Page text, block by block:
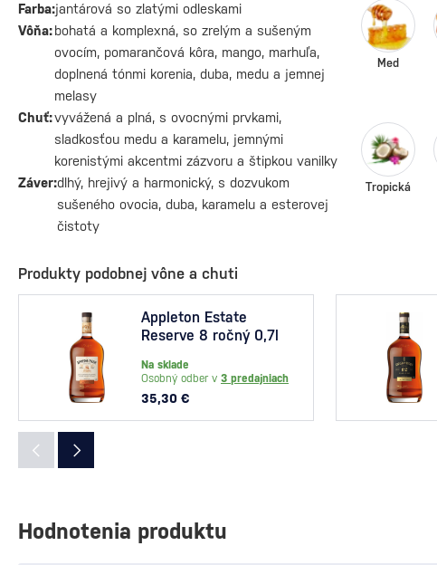
Farba:jantárová so zlatými odleskami
Vôňa:bohatá a komplexná, so zrelým a sušeným
ovocím, pomarančová kôra, mango, marhuľa,
doplnená tónmi korenia, duba, medu a jemnej
melasy
Chuť:vyvážená a plná, s ovocnými prvkami,
sladkosťou medu a karamelu, jemnými
korenistými akcentmi zázvoru a štipkou vanilky
Záver:dlhý, hrejivý a harmonický, s dozvukom
sušeného ovocia, duba, karamelu a esterovej
čistoty
Med
Tropická
Produkty podobnej vône a chuti
Appleton Estate
Reserve 8 ročný 0,7l
Na sklade
Osobný odber v 3 predajniach
35,30 €
Hodnotenia produktu